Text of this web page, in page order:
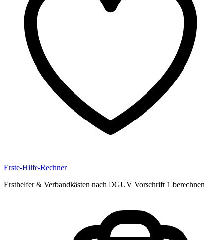
Erste-Hilfe-Rechner
Ersthelfer & Verbandkästen nach DGUV Vorschrift 1 berechnen